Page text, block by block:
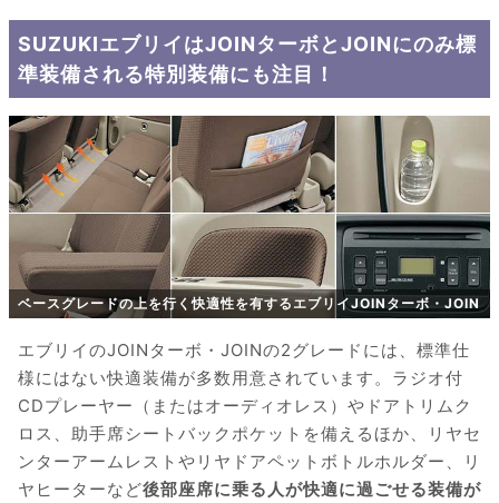
SUZUKIエブリイはJOINターボとJOINにのみ標
準装備される特別装備にも注目！
ベースグレードの上を行く快適性を有するエブリイJOINターボ・JOIN
エブリイのJOINターボ・JOINの2グレードには、標準仕
様にはない快適装備が多数用意されています。ラジオ付
CDプレーヤー（またはオーディオレス）やドアトリムク
ロス、助手席シートバックポケットを備えるほか、リヤセ
ンターアームレストやリヤドアペットボトルホルダー、リ
ヤヒーターなど後部座席に乗る人が快適に過ごせる装備が